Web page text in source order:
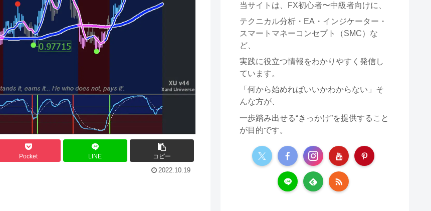
Pocket LINE コピー
2022.10.19
当サイトは、FX初心者〜中級者向けに、
テクニカル分析・EA・インジケーター・
スマートマネーコンセプト（SMC）な
ど、
実践に役立つ情報をわかりやすく発信し
ています。
「何から始めればいいかわからない」そ
んな方が、
一歩踏み出せる“きっかけ”を提供すること
が目的です。